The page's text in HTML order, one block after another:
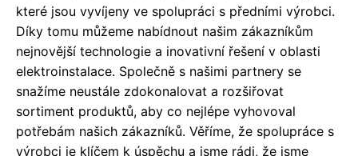
které jsou vyvíjeny ve spolupráci s předními výrobci.
Díky tomu můžeme nabídnout našim zákazníkům
nejnovější technologie a inovativní řešení v oblasti
elektroinstalace. Společně s našimi partnery se
snažíme neustále zdokonalovat a rozšiřovat
sortiment produktů, aby co nejlépe vyhovoval
potřebám našich zákazníků. Věříme, že spolupráce s
výrobci je klíčem k úspěchu a jsme rádi, že jsme